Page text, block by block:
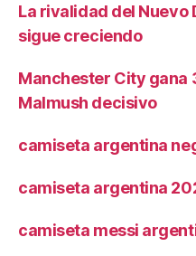
La rivalidad del Nuevo
sigue creciendo
Manchester City gana
Malmush decisivo
camiseta argentina
camiseta argentina
camiseta messi